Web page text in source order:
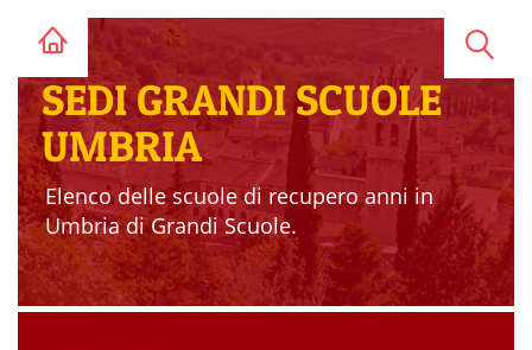
SEDI GRANDI SCUOLE
UMBRIA
Elenco delle scuole di recupero anni in
Umbria di Grandi Scuole.